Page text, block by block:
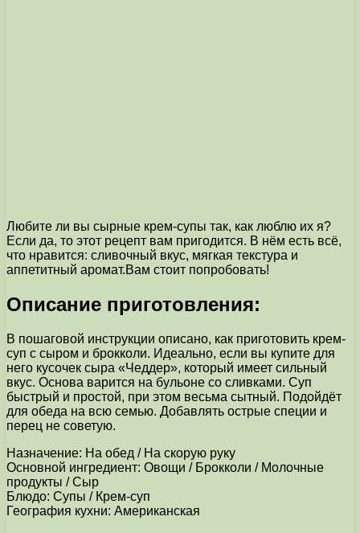
Любите ли вы сырные крем-супы так, как люблю их я?
Если да, то этот рецепт вам пригодится. В нём есть всё,
что нравится: сливочный вкус, мягкая текстура и
аппетитный аромат.Вам стоит попробовать!
Описание приготовления:
В пошаговой инструкции описано, как приготовить крем-
суп с сыром и брокколи. Идеально, если вы купите для
него кусочек сыра «Чеддер», который имеет сильный
вкус. Основа варится на бульоне со сливками. Суп
быстрый и простой, при этом весьма сытный. Подойдёт
для обеда на всю семью. Добавлять острые специи и
перец не советую.
Назначение: На обед / На скорую руку
Основной ингредиент: Овощи / Брокколи / Молочные
продукты / Сыр
Блюдо: Супы / Крем-суп
География кухни: Американская